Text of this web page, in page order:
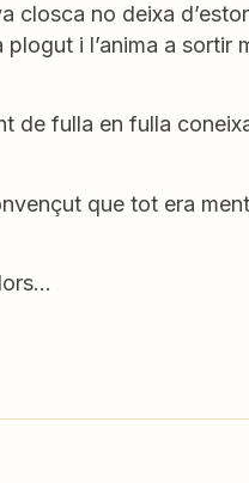
closca no deixa
i l’anima a sortir
de fulla en fulla
que tot era